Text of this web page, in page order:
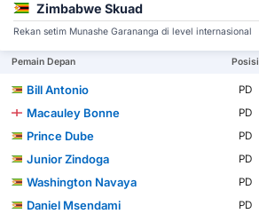
Zimbabwe Skuad
Rekan setim Munashe Garananga di level internasional
Pemain Depan Posisi
Bill Antonio PD
Macauley Bonne
PD
Prince Dube
PD
Junior Zindoga
PD
Washington Navaya
PD
Daniel Msendami
PD